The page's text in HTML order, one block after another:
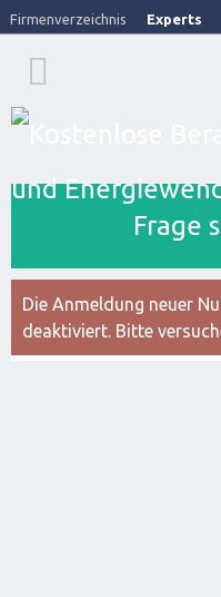
Firmenverzeichnis Experts
Frage
Die Anmeldung neuer
deaktiviert. Bitte